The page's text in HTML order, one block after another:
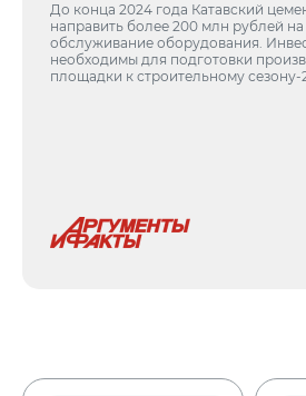
До конца 2024 года Катавский
направить более 200 млн рублей
обслуживание оборудования.
необходимы для подготовки
площадки к строительному сезону-